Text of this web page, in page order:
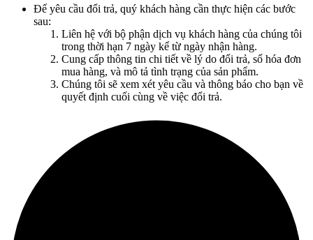
Để yêu cầu đổi trả, quý khách hàng cần thực hiện các bước
sau:
Liên hệ với bộ phận dịch vụ khách hàng của chúng tôi
trong thời hạn 7 ngày kể từ ngày nhận hàng.
Cung cấp thông tin chi tiết về lý do đổi trả, số hóa đơn
mua hàng, và mô tả tình trạng của sản phẩm.
Chúng tôi sẽ xem xét yêu cầu và thông báo cho bạn về
quyết định cuối cùng về việc đổi trả.